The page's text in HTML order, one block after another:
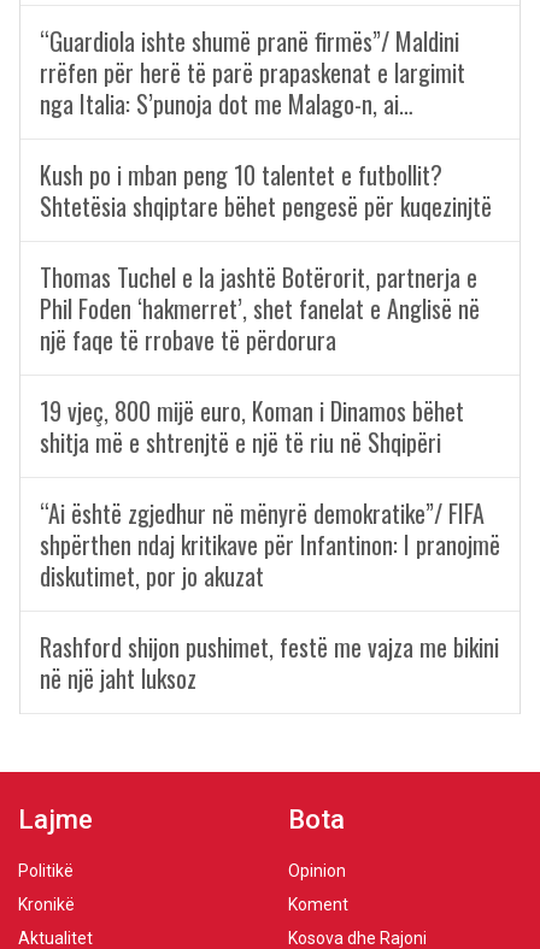
“Guardiola ishte shumë pranë firmës”/ Maldini
rrëfen për herë të parë prapaskenat e largimit
nga Italia: S’punoja dot me Malago-n, ai…
Kush po i mban peng 10 talentet e futbollit?
Shtetësia shqiptare bëhet pengesë për kuqezinjtë
Thomas Tuchel e la jashtë Botërorit, partnerja e
Phil Foden ‘hakmerret’, shet fanelat e Anglisë në
një faqe të rrobave të përdorura
19 vjeç, 800 mijë euro, Koman i Dinamos bëhet
shitja më e shtrenjtë e një të riu në Shqipëri
“Ai është zgjedhur në mënyrë demokratike”/ FIFA
shpërthen ndaj kritikave për Infantinon: I pranojmë
diskutimet, por jo akuzat
Rashford shijon pushimet, festë me vajza me bikini
në një jaht luksoz
Lajme
Politikë
Kronikë
Aktualitet
Bota
Opinion
Koment
Kosova dhe Rajoni